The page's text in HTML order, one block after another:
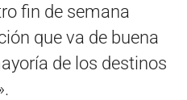
fin de semana
que va de buena
de los destinos